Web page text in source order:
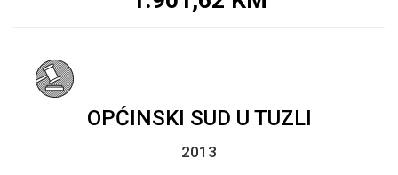
OPĆINSKI SUD U TUZLI
2013